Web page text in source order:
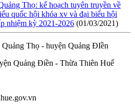
Thọ: kế hoạch tuyên truyền về
quốc hội khóa xv và đại biểu hội
nhiệm kỳ 2021-2026 (01/03/2021)
Thọ - huyện Quảng ĐIền
Quảng Điền - Thừa Thiên Huế